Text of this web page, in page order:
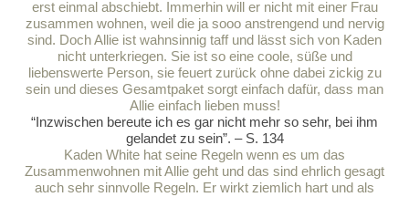
erst einmal abschiebt. Immerhin will er nicht mit einer Frau
zusammen wohnen, weil die ja sooo anstrengend und nervig
sind. Doch Allie ist wahnsinnig taff und lässt sich von Kaden
nicht unterkriegen. Sie ist so eine coole, süße und
liebenswerte Person, sie feuert zurück ohne dabei zickig zu
sein und dieses Gesamtpaket sorgt einfach dafür, dass man
Allie einfach lieben muss!
“Inzwischen bereute ich es gar nicht mehr so sehr, bei ihm
gelandet zu sein”. – S. 134
Kaden White hat seine Regeln wenn es um das
Zusammenwohnen mit Allie geht und das sind ehrlich gesagt
auch sehr sinnvolle Regeln. Er wirkt ziemlich hart und als